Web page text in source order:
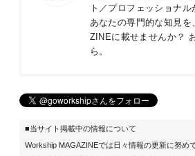
ト／プロフェッショナル
あなたの専門的な知見
ZINEに載せませんか？
ら 。
■当サイト掲載中の情報について
Workship MAGAZINEでは日々情報の更新に努め